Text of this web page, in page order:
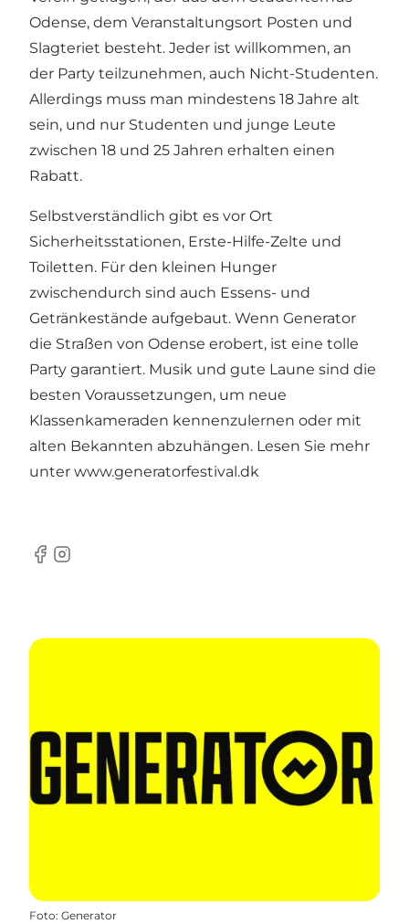
Odense, dem Veranstaltungsort Posten und
Slagteriet besteht. Jeder ist willkommen, an
der Party teilzunehmen, auch Nicht-Studenten.
Allerdings muss man mindestens 18 Jahre alt
sein, und nur Studenten und junge Leute
zwischen 18 und 25 Jahren erhalten einen
Rabatt.
Selbstverständlich gibt es vor Ort
Sicherheitsstationen, Erste-Hilfe-Zelte und
Toiletten. Für den kleinen Hunger
zwischendurch sind auch Essens- und
Getränkestände aufgebaut. Wenn Generator
die Straßen von Odense erobert, ist eine tolle
Party garantiert. Musik und gute Laune sind die
besten Voraussetzungen, um neue
Klassenkameraden kennenzulernen oder mit
alten Bekannten abzuhängen. Lesen Sie mehr
unter www.generatorfestival.dk
Facebook
Instagram
Foto: Generator